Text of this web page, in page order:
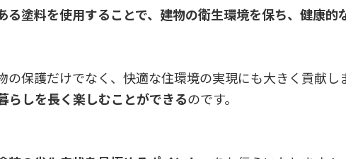
る塗料を使用することで、建物の衛生環境を保ち、健康的
の保護だけでなく、快適な住環境の実現にも大きく貢献し
らしを長く楽しむことができるのです。